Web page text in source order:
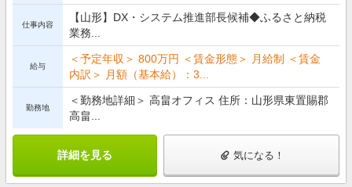
仕事内容
【山形】DX・システム推進部長候補◆ふるさと納税
業務...
給与
＜予定年収＞ 800万円 ＜賃金形態＞ 月給制 ＜賃金
内訳＞ 月額（基本給）：3...
勤務地
＜勤務地詳細＞ 高畠オフィス 住所：山形県東置賜郡
高畠...
詳細を見る 気になる！